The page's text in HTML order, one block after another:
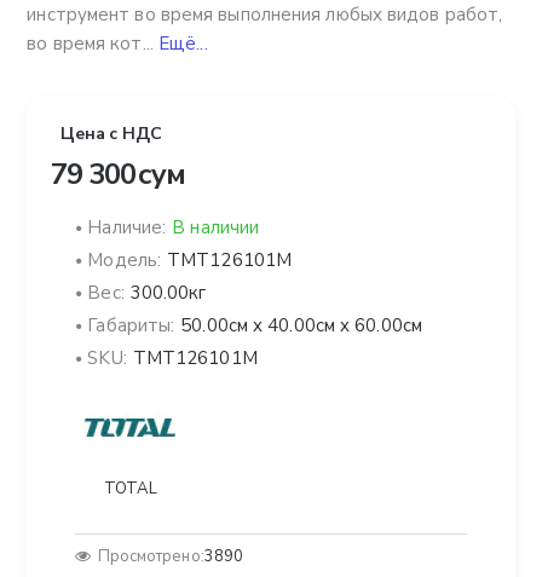
инструмент во время выполнения любых видов работ,
во время кот... Ещё...
Цена с НДС
79 300 сум
Наличие: В наличии
Модель: TMT126101M
Вес: 300.00кг
Габариты: 50.00см x 40.00см x 60.00см
SKU: TMT126101M
TOTAL
Просмотрено:3890